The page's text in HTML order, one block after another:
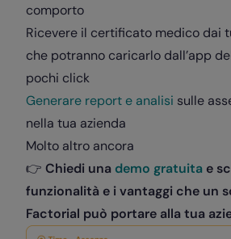
comporto
Ricevere il certificato medico dai
che potranno caricarlo dall’app
pochi click
Generare report e analisi sulle
nella tua azienda
Molto altro ancora
👉 Chiedi una demo gratuita e
funzionalità e i vantaggi che un
Factorial può portare alla tua